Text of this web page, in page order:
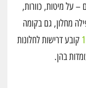
– על מיטות, כוורות,
מחלון, גם בקומה
קובע דרישות לחלונות
בהן.